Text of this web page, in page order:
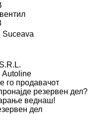
Suceava
Autoline
го продавачот
резервен дел?
веднаш!
дел